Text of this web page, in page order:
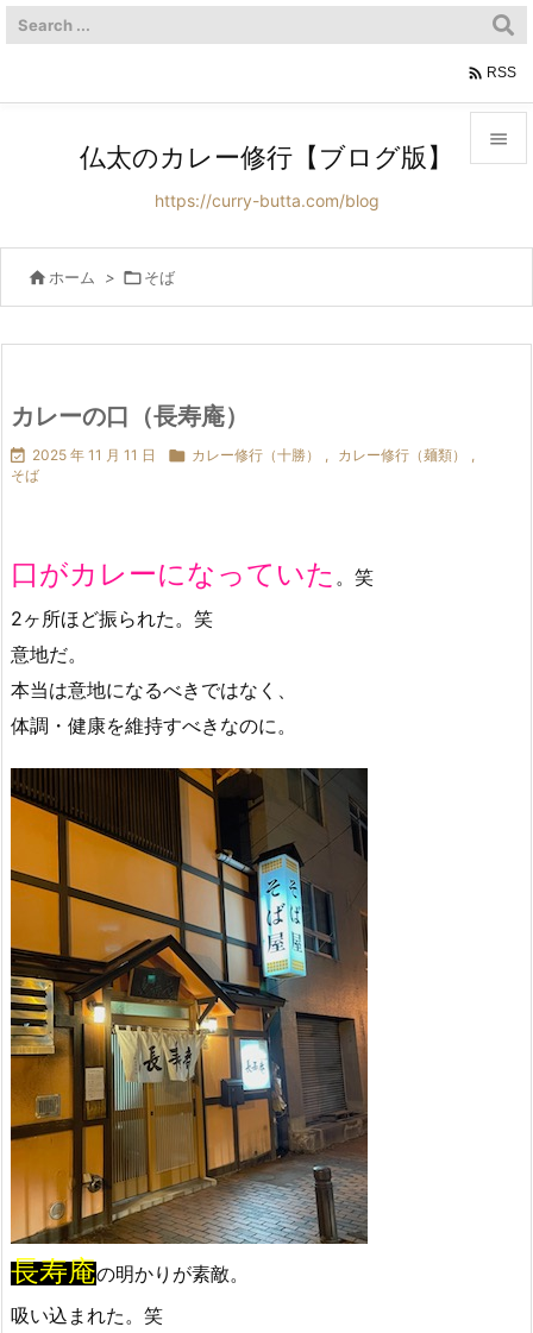



 RSS
仏太のカレー修行【ブログ版】
https://curry-butta.com/blog
 ホーム > そば
カレーの口（長寿庵）
 2025 年 11 月 11 日  カレー修行（十勝） , カレー修行（麺類）
,
そば
口がカレーになっていた 。笑
2ヶ所ほど振られた。笑
意地だ。
本当は意地になるべきではなく、
体調・健康を維持すべきなのに。
長寿庵の明かりが素敵。
吸い込まれた。笑